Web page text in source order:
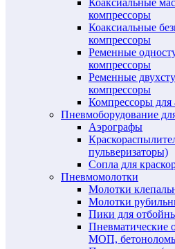
компрессоры
Коаксиальные
компрессоры
Ременные
компрессоры
Ременные
компрессоры
Компрессоры для
Пневмоборудование
Аэрографы
пульверизаторы)
Сопла для
Пневмомолотки
Молотки
Молотки
Пики для
Пневматические
МОП,